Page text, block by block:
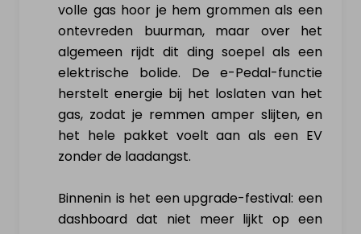
volle gas hoor je hem grommen als een
ontevreden buurman, maar over het
algemeen rijdt dit ding soepel als een
elektrische bolide. De e-Pedal-functie
herstelt energie bij het loslaten van het
gas, zodat je remmen amper slijten, en
het hele pakket voelt aan als een EV
zonder de laadangst.
Binnenin is het een upgrade-festival: een
dashboard dat niet meer lijkt op een